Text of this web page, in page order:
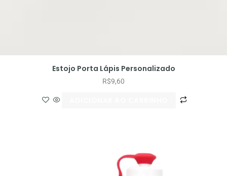
Estojo Porta Lápis Personalizado
R$9,60